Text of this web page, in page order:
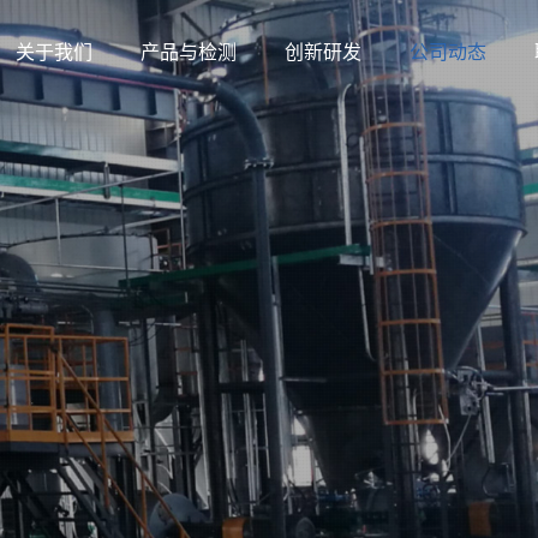
关于我们 产品与检测 创新研发 公司动态